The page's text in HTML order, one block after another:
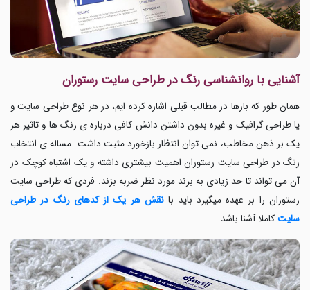
آشنایی با روانشناسی رنگ در طراحی سایت رستوران
همان طور که بارها در مطالب قبلی اشاره کرده ایم، در هر نوع طراحی سایت و
یا طراحی گرافیک و غیره بدون داشتن دانش کافی درباره ی رنگ ها و تاثیر هر
یک بر ذهن مخاطب، نمی توان انتظار بازخورد مثبت داشت. مساله ی انتخاب
رنگ در طراحی سایت رستوران اهمیت بیشتری داشته و یک اشتباه کوچک در
آن می تواند تا حد زیادی به برند مورد نظر ضربه بزند. فردی که طراحی سایت
رستوران را بر عهده میگیرد باید با نقش هر یک از کدهای رنگ در طراحی
سایتکاملا آشنا باشد.